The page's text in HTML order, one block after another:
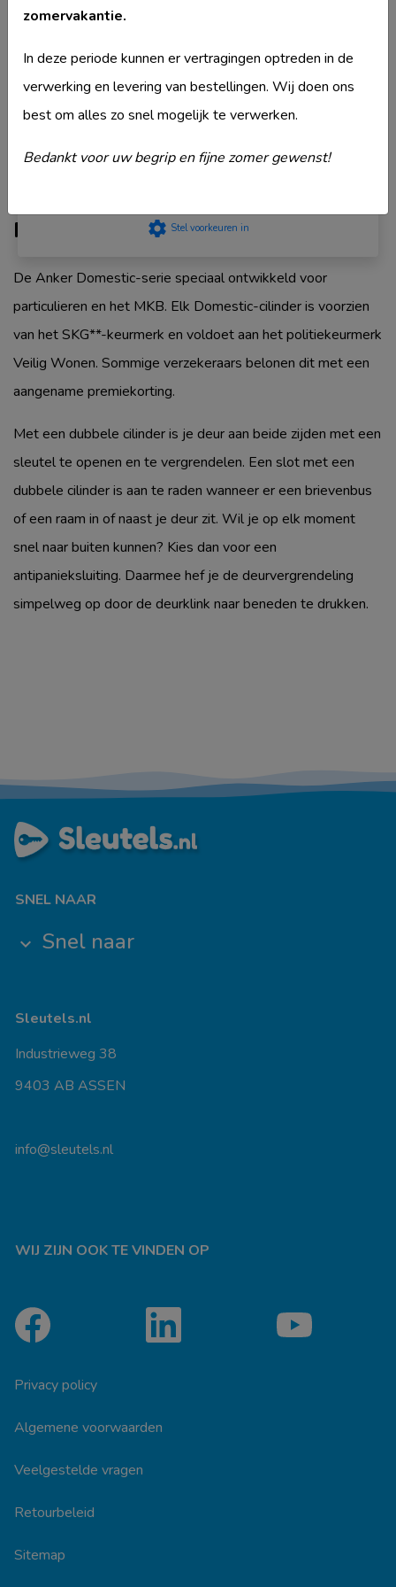
Productbeschrijving
De Anker Domestic-serie speciaal ontwikkeld voor
particulieren en het MKB. Elk Domestic-cilinder is voorzien
van het SKG**-keurmerk en voldoet aan het politiekeurmerk
Veilig Wonen. Sommige verzekeraars belonen dit met een
aangename premiekorting.
Met een dubbele cilinder is je deur aan beide zijden met een
sleutel te openen en te vergrendelen. Een slot met een
dubbele cilinder is aan te raden wanneer er een brievenbus
of een raam in of naast je deur zit. Wil je op elk moment
snel naar buiten kunnen? Kies dan voor een
antipanieksluiting. Daarmee hef je de deurvergrendeling
simpelweg op door de deurklink naar beneden te drukken.
Type deurcilinder
Dubbele cilinder
Veiligheidsklasse
SKG2
Komt ook voor in
Ankerslot Dubbele
SNEL NAAR
keyboard_arrow_down Snel naar
Sleutels.nl
Industrieweg 38
9403 AB ASSEN
info@sleutels.nl
WIJ ZIJN OOK TE VINDEN OP
Privacy policy
Algemene voorwaarden
Veelgestelde vragen
Retourbeleid
Sitemap
zomervakantie.
In deze periode kunnen er vertragingen optreden in de
verwerking en levering van bestellingen. Wij doen ons
best om alles zo snel mogelijk te verwerken.
Bedankt voor uw begrip en fijne zomer gewenst!
privacyStement.
Niet geclassificeerd
settings Stel voorkeuren in